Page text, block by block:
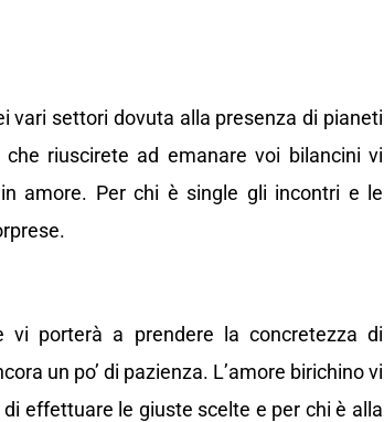
vari settori dovuta alla presenza di pianeti
riuscirete ad emanare voi bilancini vi
amore. Per chi è single gli incontri e le
vi porterà a prendere la concretezza di
un po’ di pazienza. L’amore birichino vi
effettuare le giuste scelte e per chi è alla